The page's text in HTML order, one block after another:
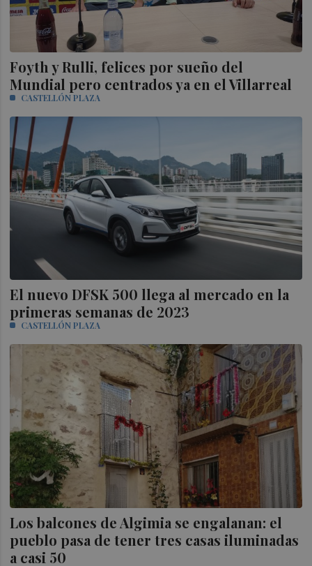
Foyth y Rulli, felices por sueño del
Mundial pero centrados ya en el Villarreal
CASTELLÓN PLAZA
El nuevo DFSK 500 llega al mercado en la
primeras semanas de 2023
CASTELLÓN PLAZA
Los balcones de Algimia se engalanan: el
pueblo pasa de tener tres casas iluminadas
a casi 50